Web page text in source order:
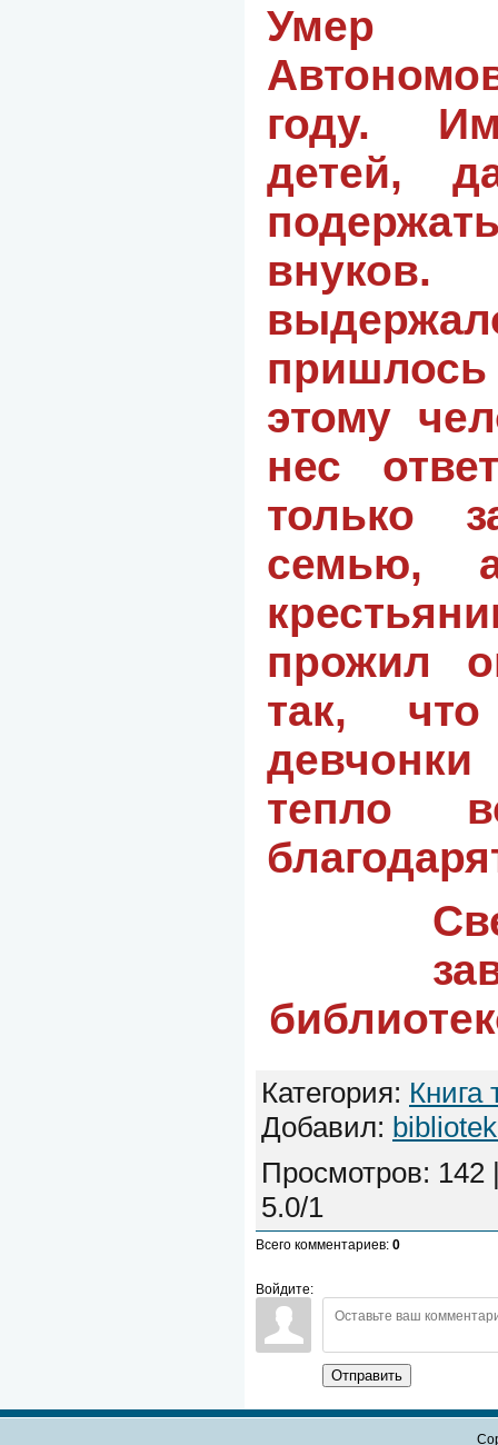
Умер
году.
детей,
этому
нес
только
семью,
прожил
так,
тепло
Категория: Книга
Добавил:
Просмотров: 142
5.0/1
Всего комментариев: 0
Войдите:
Отправить